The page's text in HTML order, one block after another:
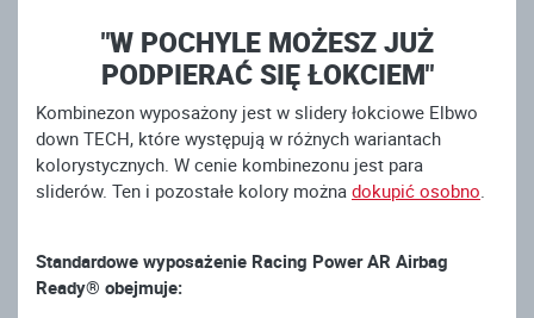
"W POCHYLE MOŻESZ JUŻ
PODPIERAĆ SIĘ ŁOKCIEM"
Kombinezon wyposażony jest w slidery łokciowe Elbwo
down TECH, które występują w różnych wariantach
kolorystycznych. W cenie kombinezonu jest para
sliderów. Ten i pozostałe kolory można dokupić osobno.
Standardowe wyposażenie Racing Power AR Airbag
Ready® obejmuje: